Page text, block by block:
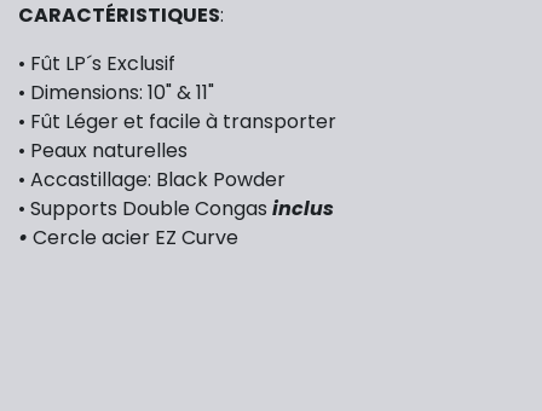
CARACTÉRISTIQUES:
• Fût LP´s Exclusif
• Dimensions: 10" & 11"
• Fût Léger et facile à transporter
• Peaux naturelles
• Accastillage: Black Powder
• Supports Double Congas inclus
• Cercle acier EZ Curve